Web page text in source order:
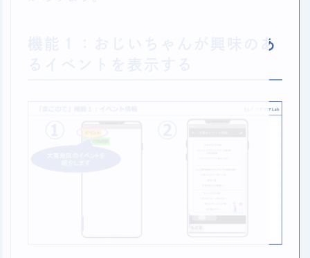
機能１：おじいちゃんが興味のあ